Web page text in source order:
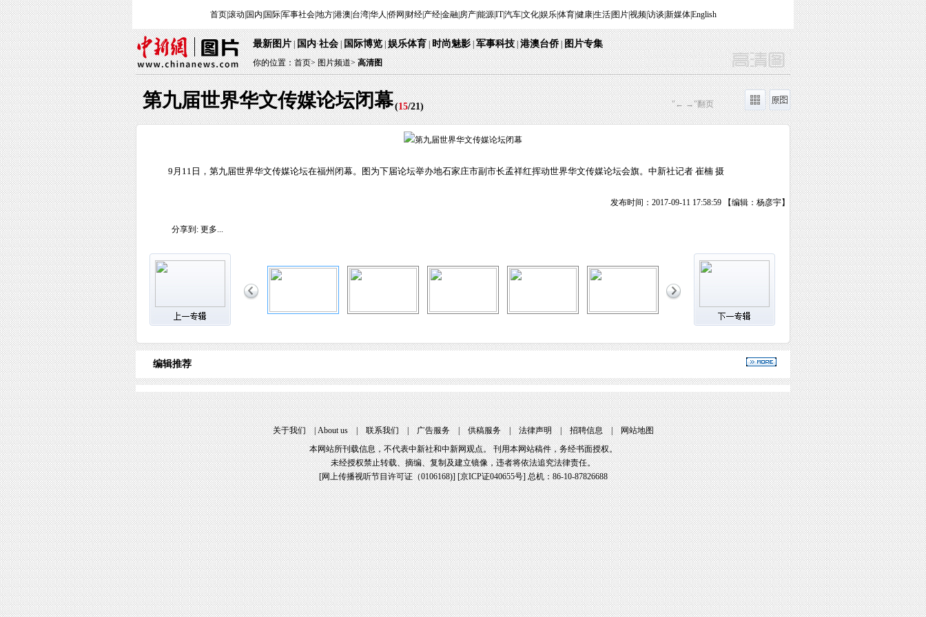
首页|滚动 国内 国际|军事社会|地方|港澳 台湾|华人 侨网 财经| 产经|金融| 房产|能源|IT|汽车|文化|娱乐|体育|健康|生活| 图片|视频|访谈 新媒体|English
最新图片|国内·社会|国际博览|娱乐体育|时尚魅影|军事科技|港澳台侨|图片专集
你的位置：首页>图片频道> 高清图
第九届世界华文传媒论坛闭幕(15/21) "← →"翻页
9月11日，第九届世界华文传媒论坛在福州闭幕。图为下届论坛举办地石家庄市副市长孟祥红挥动世界华文传媒论坛会旗。中新社记者 崔楠 摄
发布时间：2017-09-11 17:58:59 【编辑：杨彦宇】
分享到: 更多...
编辑推荐
关于我们|About us|联系我们|广告服务|供稿服务|法律声明|招聘信息|网站地图
本网站所刊载信息，不代表中新社和中新网观点。 刊用本网站稿件，务经书面授权。
未经授权禁止转载、摘编、复制及建立镜像，违者将依法追究法律责任。
[网上传播视听节目许可证（0106168)] [京ICP证040655号] 总机：86-10-87826688